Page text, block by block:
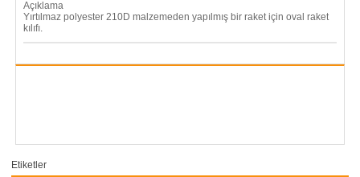
Açıklama
Yırtılmaz polyester 210D malzemeden yapılmış bir raket için oval raket
kılıfı.
Etiketler